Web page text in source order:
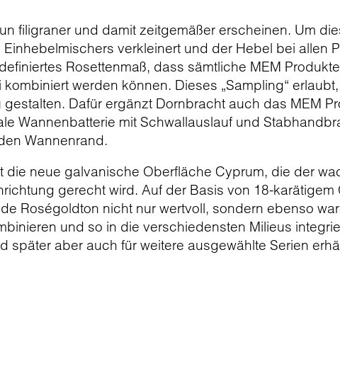
filigraner und damit zeitgemäßer erscheinen. Um
verkleinert und der Hebel bei allen
Rosettenmaß, dass sämtliche MEM
werden können. Dieses „Sampling“
Dafür ergänzt Dornbracht auch das MEM
Wannenbatterie mit Schwallauslauf und
Wannenrand.
neue galvanische Oberfläche Cyprum, die der
gerecht wird. Auf der Basis von 18-karätigem
Roségoldton nicht nur wertvoll, sondern ebenso
und so in die verschiedensten Milieus
später aber auch für weitere ausgewählte Serien